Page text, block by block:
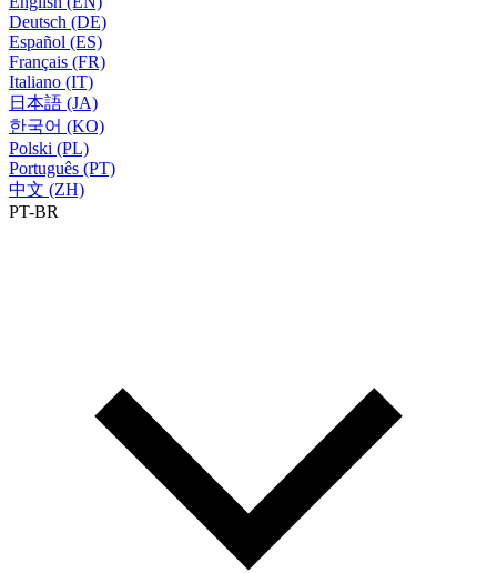
Deutsch (DE)
Español (ES)
Français (FR)
Italiano (IT)
日本語 (JA)
한국어 (KO)
Polski (PL)
Português (PT)
中文 (ZH)
PT-BR